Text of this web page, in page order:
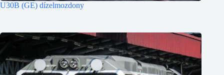
U30B (GE) dízelmozdony